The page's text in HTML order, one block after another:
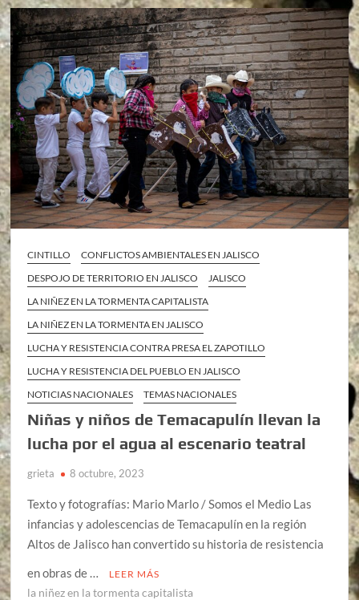
CINTILLO
CONFLICTOS AMBIENTALES EN JALISCO
DESPOJO DE TERRITORIO EN JALISCO
JALISCO
LA NIÑEZ EN LA TORMENTA CAPITALISTA
LA NIÑEZ EN LA TORMENTA EN JALISCO
LUCHA Y RESISTENCIA CONTRA PRESA EL ZAPOTILLO
LUCHA Y RESISTENCIA DEL PUEBLO EN JALISCO
NOTICIAS NACIONALES
TEMAS NACIONALES
Niñas y niños de Temacapulín llevan la
lucha por el agua al escenario teatral
grieta 8 octubre, 2023
Texto y fotografías: Mario Marlo / Somos el Medio Las
infancias y adolescencias de Temacapulín en la región
Altos de Jalisco han convertido su historia de resistencia
en obras de …
LEER MÁS
la niñez en la tormenta capitalista